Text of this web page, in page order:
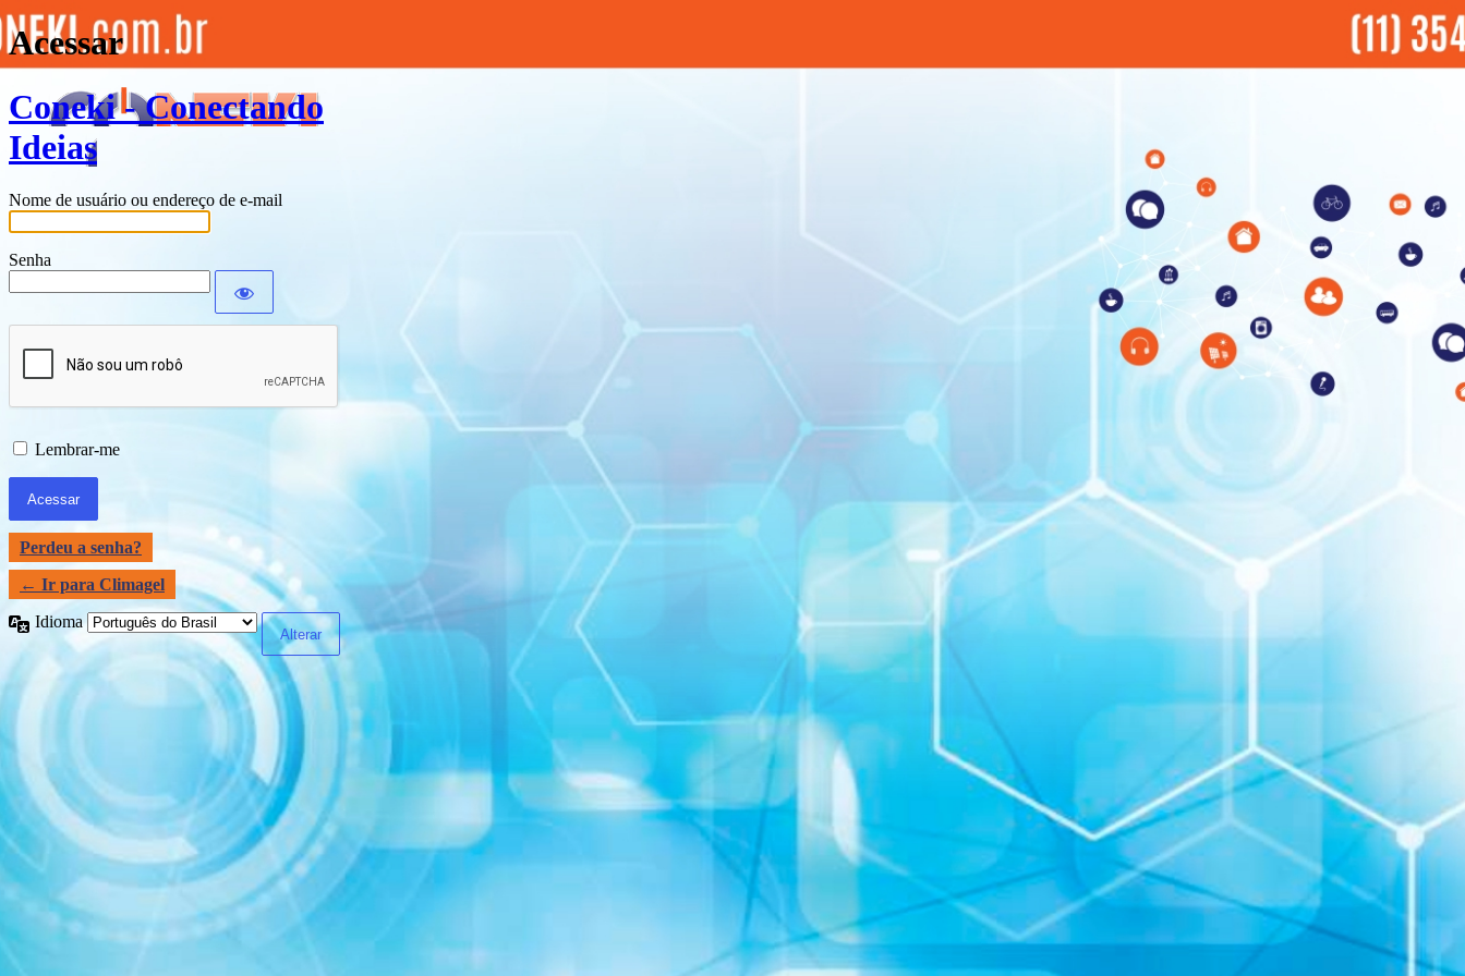
Acessar
Coneki - Conectando
Ideias
Nome de usuário ou endereço de e-mail
Senha
Lembrar-me
Perdeu a senha?
← Ir para Climagel
Idioma